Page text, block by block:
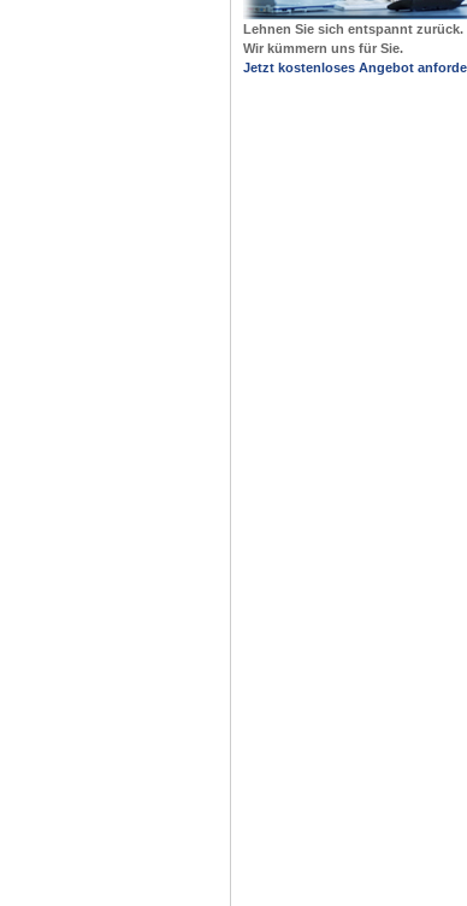
Lehnen Sie sich entspannt zurück.
Wir kümmern uns für Sie.
Jetzt kostenloses Angebot